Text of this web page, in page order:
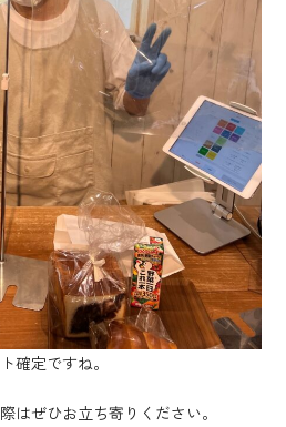
確定ですね。
はぜひお立ち寄りください。